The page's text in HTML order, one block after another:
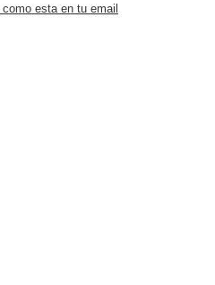
esta en tu email